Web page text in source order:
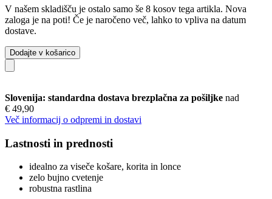
V našem skladišču je ostalo samo še 8 kosov tega artikla. Nova
zaloga je na poti! Če je naročeno več, lahko to vpliva na datum
dostave.
Dodajte v košarico
Slovenija: standardna dostava brezplačna za pošiljke nad
€ 49,90
Več informacij o odpremi in dostavi
Lastnosti in prednosti
idealno za viseče košare, korita in lonce
zelo bujno cvetenje
robustna rastlina